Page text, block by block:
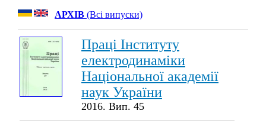
АРХІВ (Всі випуски)
Праці Інституту
електродинаміки
Національної академії
наук України
2016. Вип. 45